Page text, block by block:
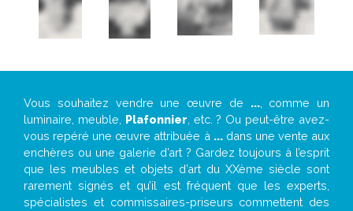
Vous souhaitez vendre une œuvre de ..., comme un
luminaire, meuble, Plafonnier , etc. ? Ou peut-être avez-
vous repéré une œuvre attribuée à ...dans une vente aux
enchères ou une galerie d’art ? Gardez toujours à l’esprit
que les meubles et objets d’art du XXème siècle sont
rarement signés et qu’il est fréquent que les experts,
spécialistes et commissaires-priseurs commettent des